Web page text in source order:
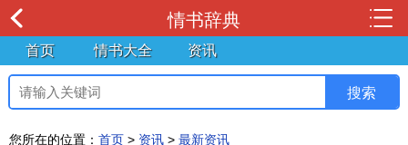
情书辞典
首页 情书大全 资讯
您所在的位置： 首页 > 资讯 > 最新资讯